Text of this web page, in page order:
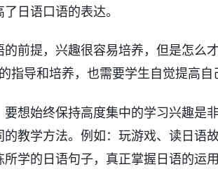
日语口语的表达。
的前提，兴趣很容易培养，但是怎么
指导和培养，也需要学生自觉提高自
想始终保持高度集中的学习兴趣是
的教学方法。例如：玩游戏、读日语
学的日语句子，真正掌握日语的运用